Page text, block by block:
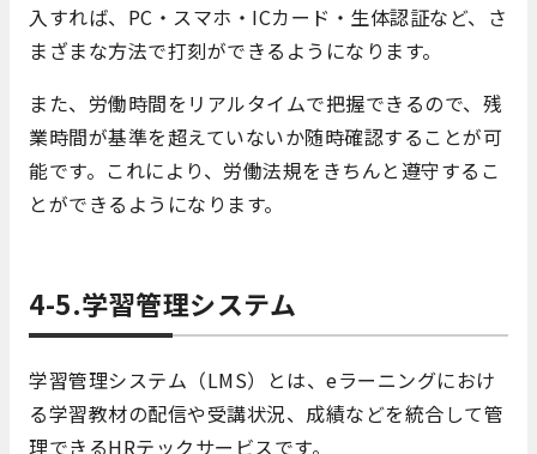
入すれば、PC・スマホ・ICカード・生体認証など、さ
まざまな方法で打刻ができるようになります。
また、労働時間をリアルタイムで把握できるので、残
業時間が基準を超えていないか随時確認することが可
能です。これにより、労働法規をきちんと遵守するこ
とができるようになります。
4-5.学習管理システム
学習管理システム（LMS）とは、eラーニングにおけ
る学習教材の配信や受講状況、成績などを統合して管
理できるHRテックサービスです。